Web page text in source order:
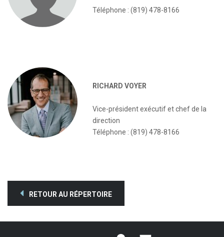
Téléphone : (819) 478-8166
RICHARD VOYER
Vice-président exécutif et chef de la
direction
Téléphone : (819) 478-8166
RETOUR AU RÉPERTOIRE